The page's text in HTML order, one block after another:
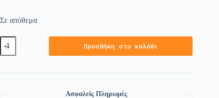
Σε απόθεμα
Προσθήκη στο καλάθι
Ασφαλείς Πληρωμές